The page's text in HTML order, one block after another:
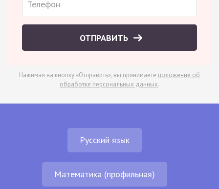
ОТПРАВИТЬ
Нажимая на кнопку «Отправить», вы принимаете положение об
обработке персональных данных.
Русский язык
Математика (профильная)